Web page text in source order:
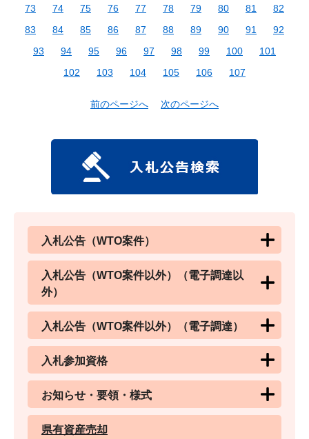
73
74 75 76 77 78 79 80 81
82
83
84 85 86 87 88 89 90 91
92
93
94 95 96 97 98 99 100
101
102
103 104 105 106 107
前のページへ 次のページへ
入札公告（WTO案件）
入札公告（WTO案件以外）（電子調達以
外）
入札公告（WTO案件以外）（電子調達）
入札参加資格
お知らせ・要領・様式
県有資産売却